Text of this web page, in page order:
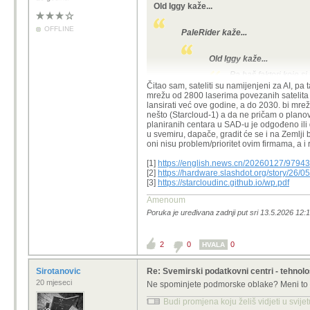
maksimizira efikasnost, tzv.
centri u svemirulagano
[1]https://news.microsoft.com/
https://spacenews.com/china-
OFFLINE
Old Iggy kaže...
PaleRider kaže...
Old Iggy kaže...
Pa baš faktori koje
Napajanje nije problem.
rečeno, solarni paneli koji
velike podatkovne centre
naziva "liquid droplet
puta. Tehnologija ima svoje
Space-1 Vera Rubin
temperature procesora.
Da dodam, podatkovni
radijatorima, ali u orbiti koja
ne, optimizam je velik. Tako
[1]https://
[2]https://spacenews.com/
Pročitaj malo pa vidi o čemu
Samo lansiranje takvog satelita
Čitao sam, sateliti su namijenjeni za AI, pa
mrežu od 2800 laserima povezanih
lansirati već ove godine, a do 2030. bi
nešto (Starcloud-1) a da ne pričam o
planiranih centara u SAD-u je odgođeno
u svemiru, dapače, gradit će se i na Zemlji
oni nisu problem/prioritet ovim firmama, a
[1] https://english.news.cn/20260127/
[2] https://hardware.slashdot.org/story/26/
[3] https://starcloudinc.github.io/wp.pdf
Amenoum
Poruka je uređivana zadnji put sri 13.5.2026
2 0 HVALA 0
Sirotanovic
20 mjeseci
Re: Svemirski podatkovni centri -
Ne spominjete podmorske oblake? Meni
Budi promjena koju želiš vidjeti u